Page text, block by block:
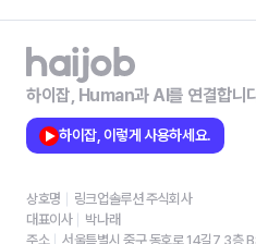
하이잡, Human과 AI를 연결합니
하이잡, 이렇게 사용하세요.
상호명
링크업솔루션 주식회사
대표이사
박나래
주소
서울특별시 중구 동호로 14길7 3층